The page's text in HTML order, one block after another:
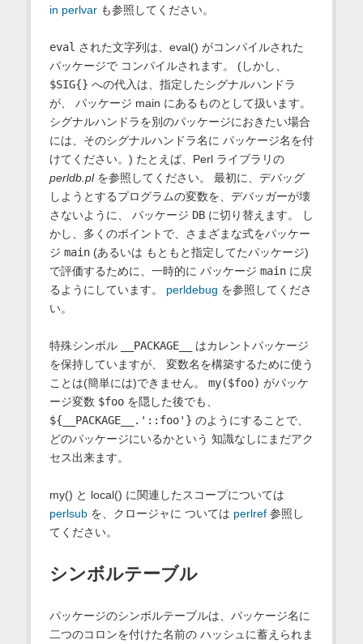
in perlvarも参照してください。
eval された文字列は、eval() がコンパイルされた
パッケージで コンパイルされます。 (しかし、
$SIG{} への代入は、指定したシグナルハンドラ
が、 パッケージ main にあるものとして扱います。
シグナルハンドラを別のパッケージにおきたい場合
には、そのシグナルハンドラ名に パッケージ名を付
けてください。) たとえば、Perl ライブラリの
perldb.plを参照してください。 最初に、デバッグ
しようとするプログラムの変数を、デバッガーが壊
さないように、 パッケージ DBに切り替えます。 し
かし、多くのポイントで、さまざまな式をパッケー
ジ main(あるいは もともと指定してたパッケージ)
で評価するために、一時的に パッケージ mainに戻
るようにしています。 perldebug を参照してくださ
い。
特殊シンボル __PACKAGE__
はカレントパッケージ
を保持していますが、 変数名を構築するために使う
ことは(簡単には)できません。 my($foo) がパッケ
ージ変数 $fooを隠した後でも、
${__PACKAGE__.'::foo'} のようにすることで、
どのパッケージにいるかという 知識なしにまだアク
セス出来ます。
my() と local() に関連したスコープについては
perlsubを、クロージャに ついては perlref参照し
てください。
シンボルテーブル
パッケージのシンボルテーブルは、パッケージ名に
二つのコロンを付けた名前の ハッシュに蓄えられま